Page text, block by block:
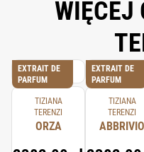
WIĘCEJ
EXTRAIT DE
PARFUM
TIZIANA
TERENZI
ORZA
EXTRAIT DE
PARFUM
TIZIANA
TERENZI
ABBRIVIO